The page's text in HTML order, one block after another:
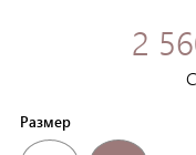
2
Размер